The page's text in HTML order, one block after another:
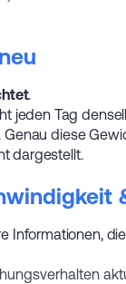
.
jeden Tag
diese
dargestellt.